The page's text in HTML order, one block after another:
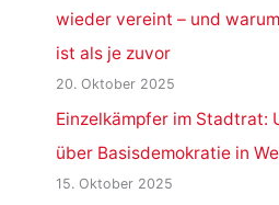
wieder vereint – und
ist als je zuvor
20. Oktober 2025
Einzelkämpfer im Stadtrat:
über Basisdemokratie in
15. Oktober 2025